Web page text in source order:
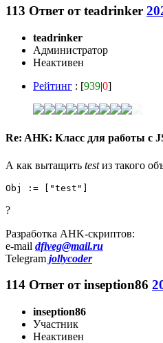
113 Ответ отteadrinker
teadrinker
Администратор
Неактивен
Рейтинг : [939|0]
Re: AHK: Класс для работы с
А как вытащить testиз такого
Obj := ["test"]
?
Разработка AHK-скриптов:
e-mail dfiveg@mail.ru
Telegram jollycoder
114 Ответ отinseption86
inseption86
Участник
Неактивен